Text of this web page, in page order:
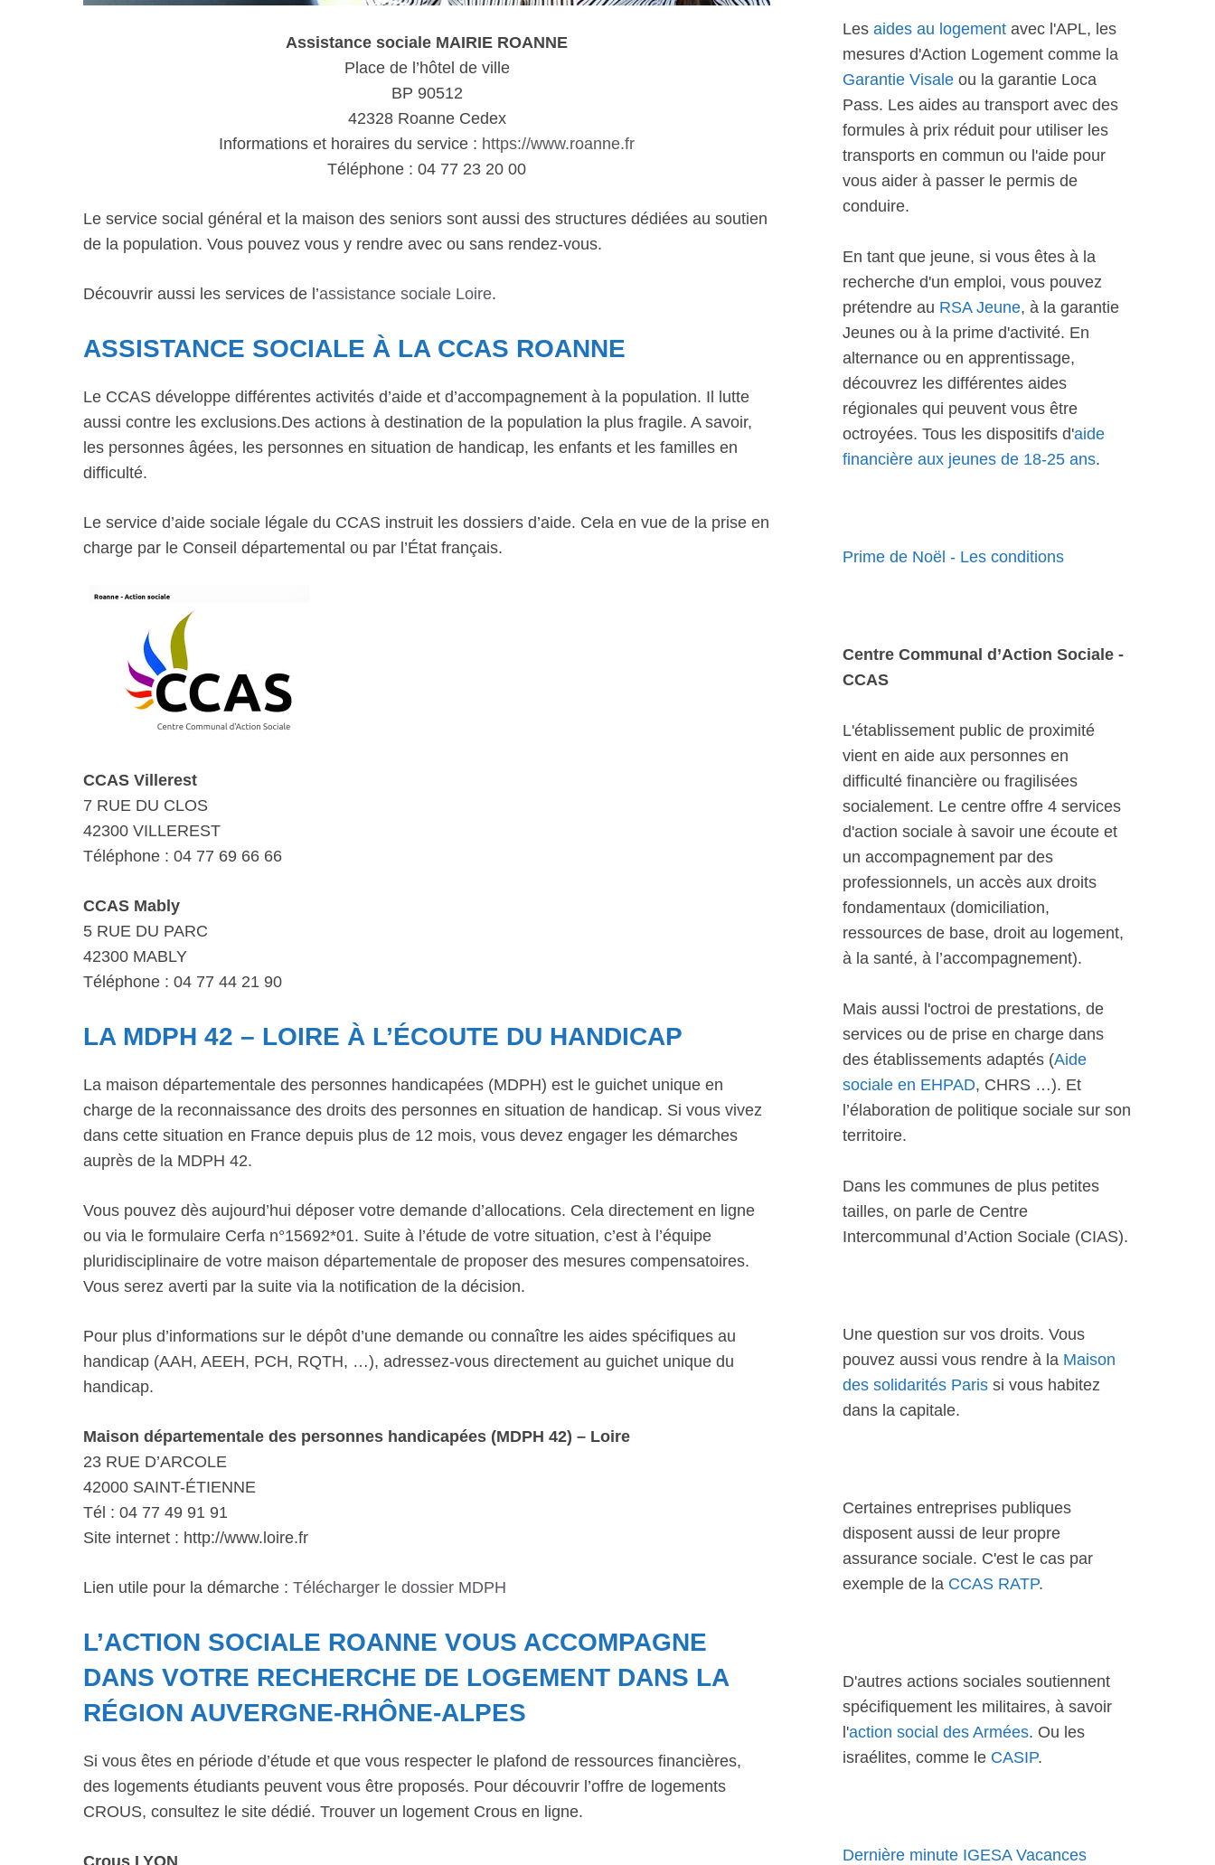
Assistance sociale MAIRIE ROANNE
Place de l’hôtel de ville
BP 90512
42328 Roanne Cedex
Informations et horaires du service : https://www.roanne.fr
Téléphone : 04 77 23 20 00
Le service social général et la maison des seniors sont aussi des structures dédiées au soutien
de la population. Vous pouvez vous y rendre avec ou sans rendez-vous.
Découvrir aussi les services de l’assistance sociale Loire.
ASSISTANCE SOCIALE À LA CCAS ROANNE
Le CCAS développe différentes activités d’aide et d’accompagnement à la population. Il lutte
aussi contre les exclusions.Des actions à destination de la population la plus fragile. A savoir,
les personnes âgées, les personnes en situation de handicap, les enfants et les familles en
difficulté.
Le service d’aide sociale légale du CCAS instruit les dossiers d’aide. Cela en vue de la prise en
charge par le Conseil départemental ou par l’État français.
CCAS Villerest
7 RUE DU CLOS
42300 VILLEREST
Téléphone : 04 77 69 66 66
CCAS Mably
5 RUE DU PARC
42300 MABLY
Téléphone : 04 77 44 21 90
LA MDPH 42 – LOIRE À L’ÉCOUTE DU HANDICAP
La maison départementale des personnes handicapées (MDPH) est le guichet unique en
charge de la reconnaissance des droits des personnes en situation de handicap. Si vous vivez
dans cette situation en France depuis plus de 12 mois, vous devez engager les démarches
auprès de la MDPH 42.
Vous pouvez dès aujourd’hui déposer votre demande d’allocations. Cela directement en ligne
ou via le formulaire Cerfa n°15692*01. Suite à l’étude de votre situation, c’est à l’équipe
pluridisciplinaire de votre maison départementale de proposer des mesures compensatoires.
Vous serez averti par la suite via la notification de la décision.
Pour plus d’informations sur le dépôt d’une demande ou connaître les aides spécifiques au
handicap (AAH, AEEH, PCH, RQTH, …), adressez-vous directement au guichet unique du
handicap.
Maison départementale des personnes handicapées (MDPH 42) – Loire
23 RUE D’ARCOLE
42000 SAINT-ÉTIENNE
Tél : 04 77 49 91 91
Site internet : http://www.loire.fr
Lien utile pour la démarche : Télécharger le dossier MDPH
L’ACTION SOCIALE ROANNE VOUS ACCOMPAGNE
DANS VOTRE RECHERCHE DE LOGEMENT DANS LA
RÉGION AUVERGNE-RHÔNE-ALPES
Si vous êtes en période d’étude et que vous respecter le plafond de ressources financières,
des logements étudiants peuvent vous être proposés. Pour découvrir l’offre de logements
CROUS, consultez le site dédié. Trouver un logement Crous en ligne.
Crous LYON
Les aides au logement avec l'APL, les
mesures d'Action Logement comme la
Garantie Visale ou la garantie Loca
Pass. Les aides au transport avec des
formules à prix réduit pour utiliser les
transports en commun ou l'aide pour
vous aider à passer le permis de
conduire.
En tant que jeune, si vous êtes à la
recherche d'un emploi, vous pouvez
prétendre au RSA Jeune, à la garantie
Jeunes ou à la prime d'activité. En
alternance ou en apprentissage,
découvrez les différentes aides
régionales qui peuvent vous être
octroyées. Tous les dispositifs d'aide
financière aux jeunes de 18-25 ans.
Prime de Noël - Les conditions
Centre Communal d’Action Sociale -
CCAS
L'établissement public de proximité
vient en aide aux personnes en
difficulté financière ou fragilisées
socialement. Le centre offre 4 services
d'action sociale à savoir une écoute et
un accompagnement par des
professionnels, un accès aux droits
fondamentaux (domiciliation,
ressources de base, droit au logement,
à la santé, à l’accompagnement).
Mais aussi l'octroi de prestations, de
services ou de prise en charge dans
des établissements adaptés (Aide
sociale en EHPAD, CHRS …). Et
l’élaboration de politique sociale sur son
territoire.
Dans les communes de plus petites
tailles, on parle de Centre
Intercommunal d’Action Sociale (CIAS).
Une question sur vos droits. Vous
pouvez aussi vous rendre à la Maison
des solidarités Paris si vous habitez
dans la capitale.
Certaines entreprises publiques
disposent aussi de leur propre
assurance sociale. C'est le cas par
exemple de la CCAS RATP.
D'autres actions sociales soutiennent
spécifiquement les militaires, à savoir
l'action social des Armées. Ou les
israélites, comme le CASIP.
Dernière minute IGESA Vacances